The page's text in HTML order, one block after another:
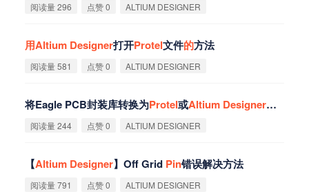
阅读量 296 点赞 0 ALTIUM DESIGNER
用Altium Designer打开Protel文件的方法
阅读量 581 点赞 0 ALTIUM DESIGNER
将Eagle PCB封装库转换为Protel或Altium Designer使
阅读量 244 点赞 0 ALTIUM DESIGNER
【Altium Designer】Off Grid Pin错误解决方法
阅读量 791 点赞 0 ALTIUM DESIGNER